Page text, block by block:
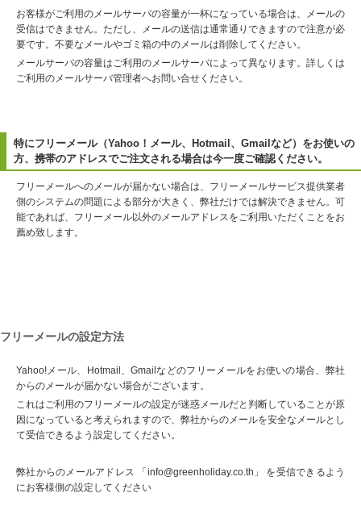
お客様がご利用のメールサーバの容量が一杯になっている場合は、メールの
受信はできません。ただし、メールの送信は通常通りできますので注意が必
要です。不要なメールやゴミ箱の中のメールは削除してください。
メールサーバの容量はご利用のメールサーバによって異なります。詳しくは
ご利用のメールサーバ管理者へお問い合せください。
特にフリーメール（Yahoo！メール、Hotmail、Gmailなど）をお使いの
方、携帯のアドレスでご注文される場合は今一度ご確認ください。
フリーメールへのメールが届かない場合は、フリーメールサービス提供業者
側のシステムの問題による部分が大きく、弊社だけでは解決できません。可
能であれば、フリーメール以外のメールアドレスをご利用いただくことをお
薦め致します。
フリーメールの設定方法
Yahoo!メール、Hotmail、Gmailなどのフリーメールをお使いの場合、弊社
からのメールが届かない場合がございます。
これはご利用のフリーメールの設定が迷惑メールだと判断していることが原
因になっていると考えられますので、弊社からのメールを安全なメールとし
て受信できるよう設定してください。
弊社からのメールアドレス 「info@greenholiday.co.th」 を受信できるよう
にお客様側の設定してください